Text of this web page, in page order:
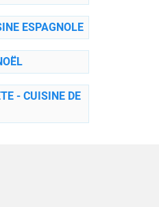
ESPAGNOLE
- CUISINE DE